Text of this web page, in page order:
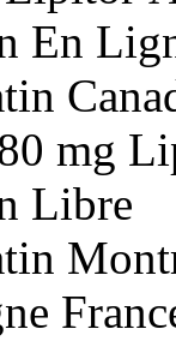
En
mg
Libre